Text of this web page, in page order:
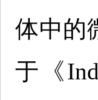
体中的
于《